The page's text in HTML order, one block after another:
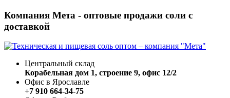
Компания Мета - оптовые продажи соли с
доставкой
Центральный склад
Корабельная дом 1, строение 9, офис 12/2
Офис в Ярославле
+7 910 664-34-75